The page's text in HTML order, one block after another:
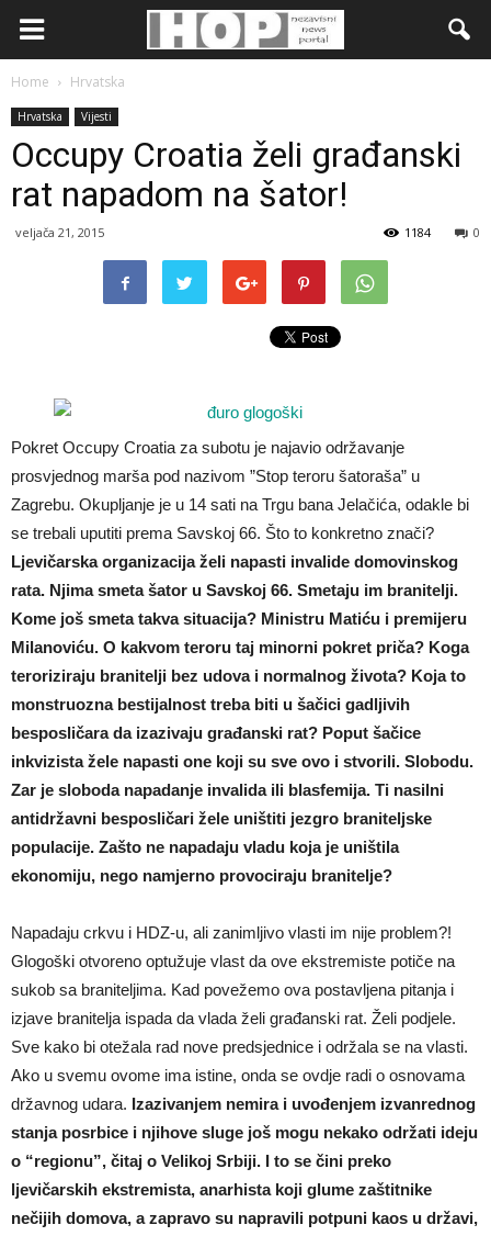
Home Hrvatska
Hrvatska Vijesti
Occupy Croatia želi građanski
rat napadom na šator!
veljača 21, 2015 0
1184
Pokret Occupy Croatia za subotu je najavio održavanje
prosvjednog marša pod nazivom ”Stop teroru šatoraša” u
Zagrebu. Okupljanje je u 14 sati na Trgu bana Jelačića, odakle bi
se trebali uputiti prema Savskoj 66. Što to konkretno znači?
Ljevičarska organizacija želi napasti invalide domovinskog
rata. Njima smeta šator u Savskoj 66. Smetaju im branitelji.
Kome još smeta takva situacija? Ministru Matiću i premijeru
Milanoviću. O kakvom teroru taj minorni pokret priča? Koga
teroriziraju branitelji bez udova i normalnog života? Koja to
monstruozna bestijalnost treba biti u šačici gadljivih
besposličara da izazivaju građanski rat? Poput šačice
inkvizista žele napasti one koji su sve ovo i stvorili. Slobodu.
Zar je sloboda napadanje invalida ili blasfemija. Ti nasilni
antidržavni besposličari žele uništiti jezgro braniteljske
populacije. Zašto ne napadaju vladu koja je uništila
ekonomiju, nego namjerno provociraju branitelje?
Napadaju crkvu i HDZ-u, ali zanimljivo vlasti im nije problem?!
Glogoški otvoreno optužuje vlast da ove ekstremiste potiče na
sukob sa braniteljima. Kad povežemo ova postavljena pitanja i
izjave branitelja ispada da vlada želi građanski rat. Želi podjele.
Sve kako bi otežala rad nove predsjednice i održala se na vlasti.
Ako u svemu ovome ima istine, onda se ovdje radi o osnovama
državnog udara. Izazivanjem nemira i uvođenjem izvanrednog
stanja posrbice i njihove sluge još mogu nekako održati ideju
o “regionu”, čitaj o Velikoj Srbiji. I to se čini preko
ljevičarskih ekstremista, anarhista koji glume zaštitnike
nečijih domova, a zapravo su napravili potpuni kaos u državi,